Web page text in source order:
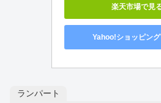
楽天市場で見
Yahoo!ショッピン
ランパート